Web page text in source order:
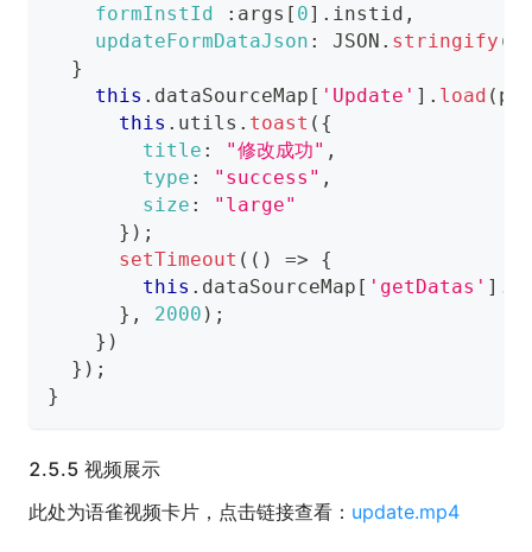
formInstId
: args [ 0] . instid ,
updateFormDataJson : JSON . stringify (
}
this . dataSourceMap [ 'Update' ] . load (
this . utils . toast ( {
title : "修改成功" ,
type : "success" ,
size :
"large"
} ) ;
setTimeout ( ( ) =>
{
this . dataSourceMap [ 'getDatas' ] .
} , 2000 ) ;
} )
} ) ;
}
2.5.5 视频展示
此处为语雀视频卡片，点击链接查看： update.mp4